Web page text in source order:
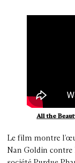
All the
Le film montre
Nan Goldin contre